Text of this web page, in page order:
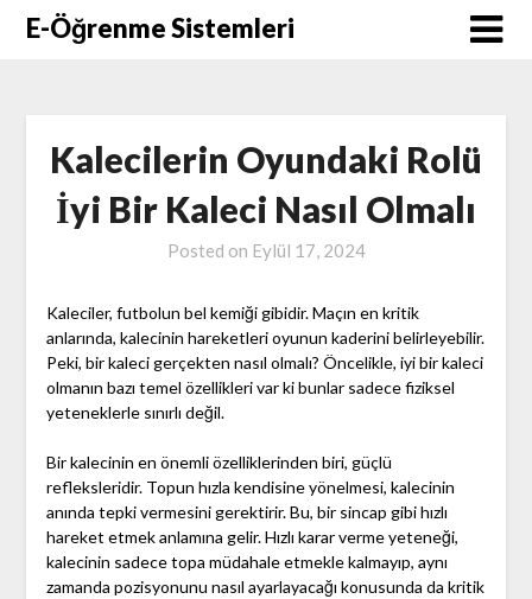
SkipE-Öğrenme Sistemleri
Kalecilerin Oyundaki Rolü
İyi Bir Kaleci Nasıl Olmalı
Posted on Eylül 17, 2024
Kaleciler, futbolun bel kemiği gibidir. Maçın en kritik
anlarında, kalecinin hareketleri oyunun kaderini belirleyebilir.
Peki, bir kaleci gerçekten nasıl olmalı? Öncelikle, iyi bir kaleci
olmanın bazı temel özellikleri var ki bunlar sadece fiziksel
yeteneklerle sınırlı değil.
Bir kalecinin en önemli özelliklerinden biri, güçlü
refleksleridir. Topun hızla kendisine yönelmesi, kalecinin
anında tepki vermesini gerektirir. Bu, bir sincap gibi hızlı
hareket etmek anlamına gelir. Hızlı karar verme yeteneği,
kalecinin sadece topa müdahale etmekle kalmayıp, aynı
zamanda pozisyonunu nasıl ayarlayacağı konusunda da kritik